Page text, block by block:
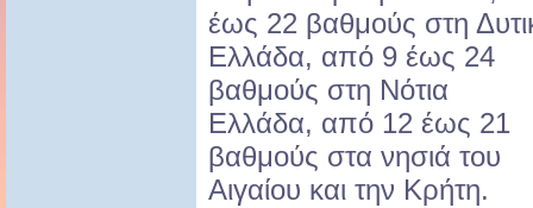
έως 22 βαθμούς στη
Ελλάδα, από 9 έως 24
βαθμούς στη Νότια
Ελλάδα, από 12 έως 21
βαθμούς στα νησιά του
Αιγαίου και την Κρήτη.